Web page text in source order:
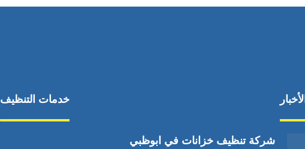
شركة تنظيف خزانات في ابوظبي
خدمات التنظيف